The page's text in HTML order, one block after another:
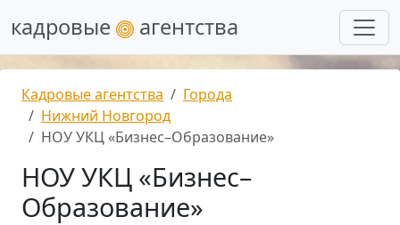
кадровые агентства
Кадровые агентства
Города
Нижний Новгород
НОУ УКЦ «Бизнес–Образование»
НОУ УКЦ «Бизнес–
Образование»